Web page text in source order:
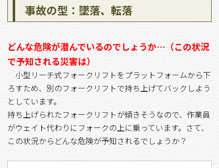
事故の型：墜落、転落
どんな危険が潜んでいるのでしょうか…（この状況
で予知される災害は）
小型リーチ式フォークリフトをプラットフォームから下
ろすため、別のフォークリフトで持ち上げてバックしよう
としています。
持ち上げられたフォークリフトが傾きそうなので、作業員
がウェイト代わりにフォークの上に乗っています。さて、
この状況からどんな危険が予知されるでしょうか？